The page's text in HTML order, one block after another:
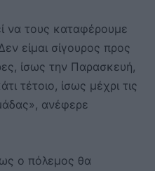
να τους καταφέρουμε
είμαι σίγουρος προς
ίσως την Παρασκευή,
τέτοιο, ίσως μέχρι τις
ανέφερε
ο πόλεμος θα